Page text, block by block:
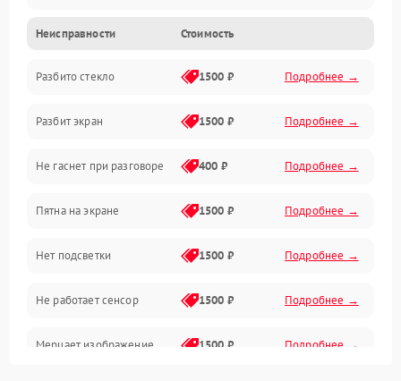
Проблемы связи
Камеры
Проблемы с дисплеем и сенсором
Зарядка
Проблемы с питанием, зарядкой и аккумулятором
Проблемы с работой системы, корпусом и другие
Неисправности Стоимость
Разбито стекло 1500 ₽ Подробнее →
Разбит экран 1500 ₽ Подробнее →
Не гаснет при разговоре 400 ₽ Подробнее →
Пятна на экране 1500 ₽ Подробнее →
Нет подсветки 1500 ₽ Подробнее →
Не работает сенсор 1500 ₽ Подробнее →
Мерцает изображение 1500 ₽ Подробнее →